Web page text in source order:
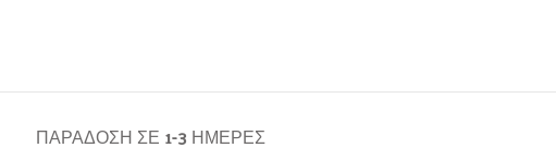
ΠΑΡΆΔΟΣΗ ΣΕ 1-3 ΗΜΈΡΕΣ